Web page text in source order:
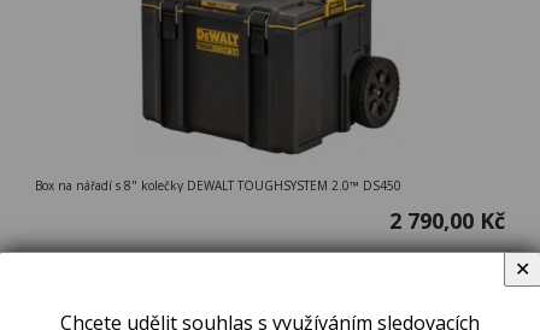
Box na nářadí s 8" kolečky DEWALT TOUGHSYSTEM 2.0™ DS450
2 790,00 Kč
Chcete udělit souhlas s využíváním sledovacích
✕